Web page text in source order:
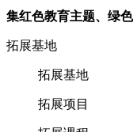
集红色教育主题、绿
拓展基地
拓展基地
拓展项目